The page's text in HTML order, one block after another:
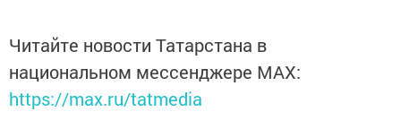
Читайте новости Татарстана в
национальном мессенджере MАХ:
https://max.ru/tatmedia